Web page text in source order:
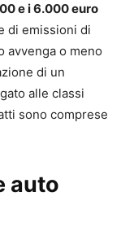
e i 6.000 euro
di emissioni di
avvenga o meno
di un
alle classi
sono comprese
auto